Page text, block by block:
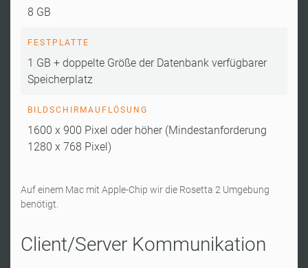
8 GB
FESTPLATTE
1 GB + doppelte Größe der Datenbank verfügbarer
Speicherplatz
BILDSCHIRMAUFLÖSUNG
1600 x 900 Pixel oder höher (Mindestanforderung
1280 x 768 Pixel)
Auf einem Mac mit Apple-Chip wir die Rosetta 2 Umgebung
benötigt.
Client/Server Kommunikation